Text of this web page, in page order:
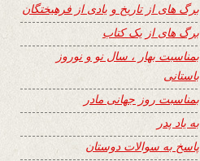
برگ های از تاریخ و یادی از فرهیختگان
برگ های از یک کتاب
بمناسبت بهار ، سال نو و نوروز
باستانی
بمناسبت روز جهانی مادر
به یاد پدر
پاسخ به سوالات دوستان